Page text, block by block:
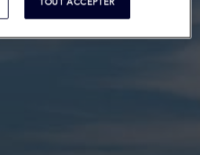
TOUT ACCEPTER